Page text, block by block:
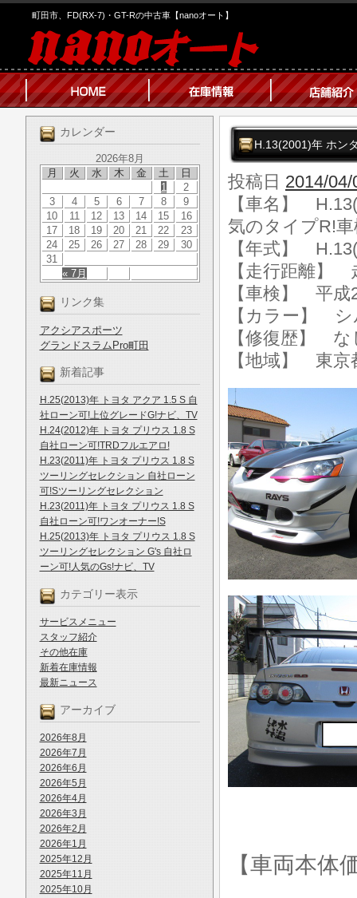
町田市、FD(RX-7)・GT-Rの中古車【nanoオート】
カレンダー
2026年8月
月
火 水 木 金 土 日
« 7月
1
2
3
4 5 6 7 8
9
10
11 12 13 14 15
16
17
18 19 20 21 22
23
24
25 26 27 28 29
30
31
リンク集
アクシアスポーツ
グランドスラムPro町田
新着記事
H.25(2013)年 トヨタ アクア 1.5 S 自
社ローン可!上位グレードG!ナビ、TV
H.24(2012)年 トヨタ プリウス 1.8 S
自社ローン可!TRDフルエアロ!
H.23(2011)年 トヨタ プリウス 1.8 S
ツーリングセレクション 自社ローン
可!Sツーリングセレクション
H.23(2011)年 トヨタ プリウス 1.8 S
自社ローン可!ワンオーナー!S
H.25(2013)年 トヨタ プリウス 1.8 S
ツーリングセレクション G's 自社ロ
ーン可!人気のGs!ナビ、TV
カテゴリー表示
サービスメニュー
スタッフ紹介
その他在庫
新着在庫情報
最新ニュース
アーカイブ
2026年8月
2026年7月
2026年6月
2026年5月
2026年4月
2026年3月
2026年2月
2026年1月
2025年12月
2025年11月
2025年10月
H.13(2001)年 ホン
投稿日 2014/04/
【車名】
気のタイプR!
【年式】
【走行距離】
【車検】 平成
【カラー】
【修復歴】 な
【地域】 東京
【車両本体